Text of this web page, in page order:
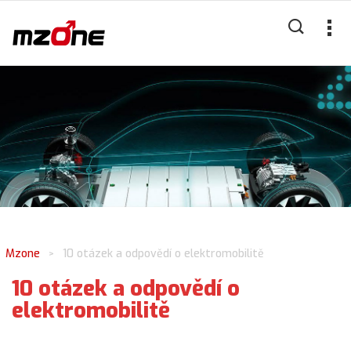
Mzone > 10 otázek a odpovědí o elektromobilitě
10 otázek a odpovědí o
elektromobilitě